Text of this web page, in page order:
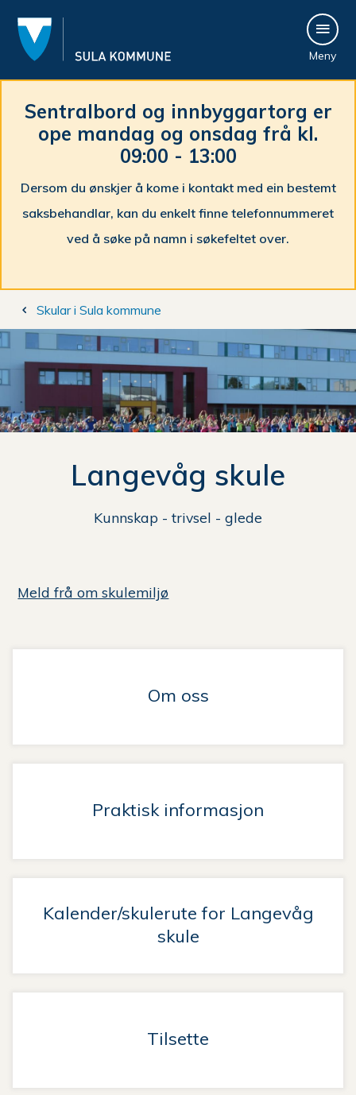
u
l
a
k
o
m
m
u
n
e
Meny
Sentralbord og innbyggartorg er
ope mandag og onsdag frå kl.
09:00 - 13:00
Dersom du ønskjer å kome i kontakt med ein bestemt
saksbehandlar, kan du enkelt finne telefonnummeret
ved å søke på namn i søkefeltet over.
Du
Skular i Sula kommune
Langevåg skule
Kunnskap - trivsel - glede
Meld frå om skulemiljø
Om oss
Praktisk informasjon
Kalender/skulerute for Langevåg
skule
Tilsette